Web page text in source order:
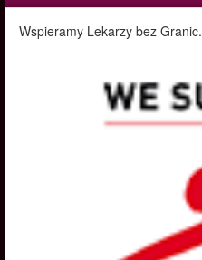
Wspieramy Lekarzy bez Granic.